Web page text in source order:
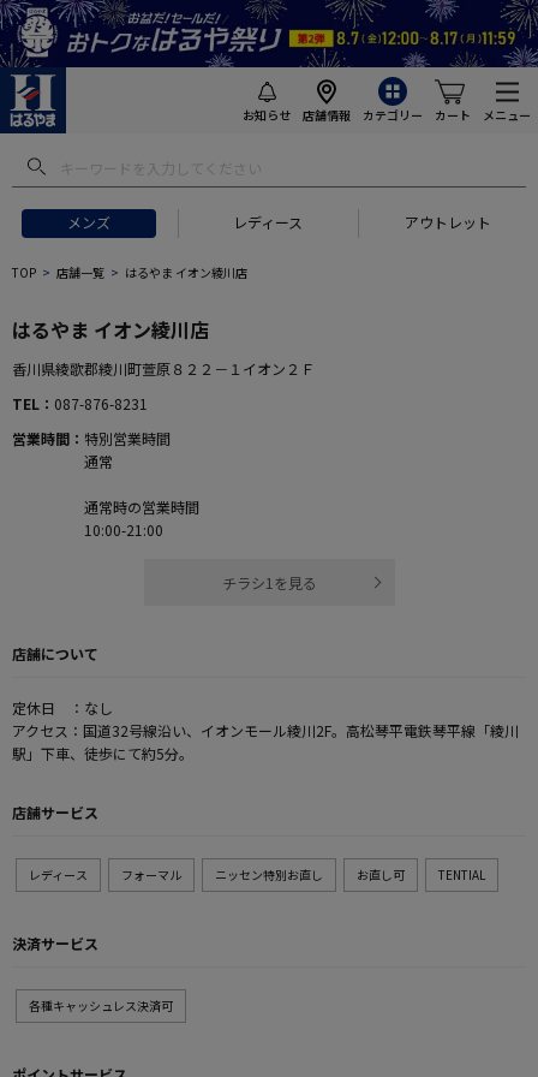
お知らせ 店舗情報 カテゴリー カート メニュー
メンズ レディース アウトレット
TOP 店舗一覧 はるやま イオン綾川店
はるやま イオン綾川店
香川県綾歌郡綾川町萱原８２２－１イオン２Ｆ
TEL
087-876-8231
営業時間
特別営業時間
通常
通常時の営業時間
10:00-21:00
チラシ1を見る
店舗について
定休日 ：なし
アクセス：国道32号線沿い、イオンモール綾川2F。高松琴平電鉄琴平線「綾川
駅」下車、徒歩にて約5分。
店舗サービス
レディース フォーマル ニッセン特別お直し お直し可 TENTIAL
決済サービス
各種キャッシュレス決済可